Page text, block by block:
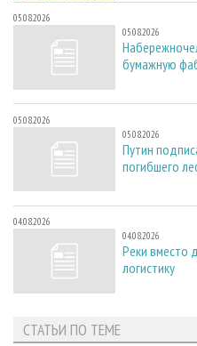
05.08.2026
05.08.2026
бумажную
05.08.2026
05.08.2026
Путин
погибшего
04.08.2026
04.08.2026
Реки вместо
логистику
СТАТЬИ ПО ТЕМЕ